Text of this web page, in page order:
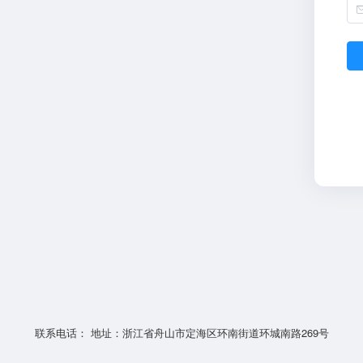
联系电话： 地址：浙江省舟山市定海区环南街道环城南路269号